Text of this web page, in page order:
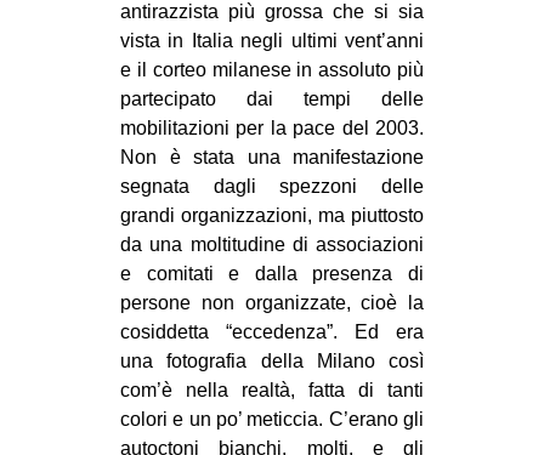
ms
antirazzista più grossa che si sia
vista in Italia negli ultimi vent’anni
e il corteo milanese in assoluto più
partecipato dai tempi delle
mobilitazioni per la pace del 2003.
Non è stata una manifestazione
segnata dagli spezzoni delle
grandi organizzazioni, ma piuttosto
da una moltitudine di associazioni
e comitati e dalla presenza di
persone non organizzate, cioè la
cosiddetta “eccedenza”. Ed era
una fotografia della Milano così
com’è nella realtà, fatta di tanti
colori e un po’ meticcia. C’erano gli
autoctoni bianchi, molti, e gli